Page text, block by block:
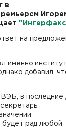
в
на
именно
добавил,
в последние
будет рад любой